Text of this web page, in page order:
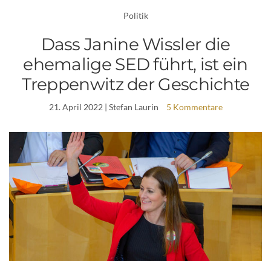
Politik
Dass Janine Wissler die
ehemalige SED führt, ist ein
Treppenwitz der Geschichte
21. April 2022| Stefan Laurin 5 Kommentare